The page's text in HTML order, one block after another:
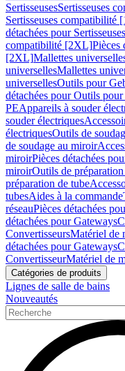
SertisseusesSertisseuses
Sertisseuses compatibilité
détachées pour
compatibilité [2XL]Pièces
[2XL]Mallettes
universellesMallettes
universellesOutils pour
détachées pour Outils
PEAppareils à souder
souder électriques
électriquesOutils de
de soudage au miroir
miroirPièces détachées
miroirOutils de
préparation de tube
tubesAides à la commande
réseauPièces détachées
détachées pour Gateways
ConvertisseursMatériel de
détachées pour Gateways
ConvertisseurMatériel de
Catégories de produits
Lignes de salle de bains
Nouveautés